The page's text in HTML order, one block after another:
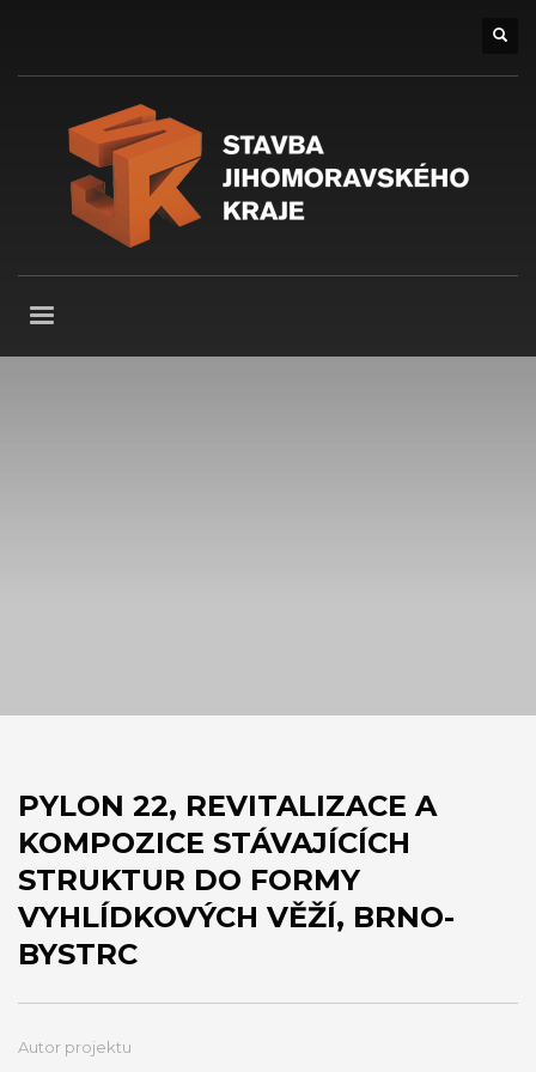
PYLON 22, REVITALIZACE A
KOMPOZICE STÁVAJÍCÍCH
STRUKTUR DO FORMY
VYHLÍDKOVÝCH VĚŽÍ, BRNO-
BYSTRC
Autor projektu